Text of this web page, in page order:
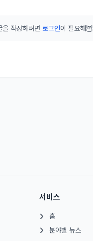
을 작성하려면 로그인이 필요해🦉
서비스
홈
분야별 뉴스